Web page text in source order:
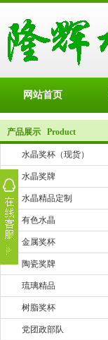
网站首页
产品展示 Product
水晶奖杯（现货）
水晶奖牌
水晶精品定制
有色水晶
金属奖杯
陶瓷奖牌
琉璃精品
树脂奖杯
党团政部队